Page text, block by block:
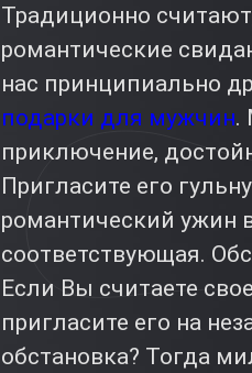
Традиционно
романтические
нас принципиально
подарки для мужчин.
приключение,
Пригласите его
романтический ужин
соответствующая.
Если Вы считаете
пригласите его на
обстановка? Тогда